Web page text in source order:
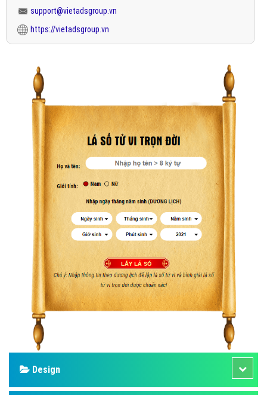
support@vietadsgroup.vn
https://vietadsgroup.vn
Design